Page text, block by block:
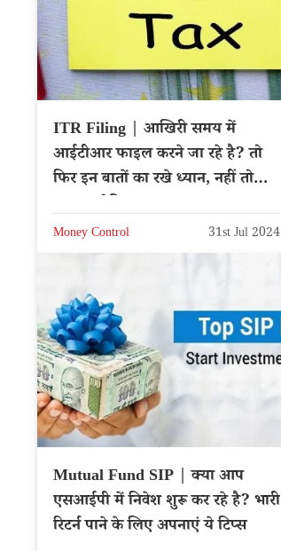
ITR Filing | आखिरी समय में
आईटीआर फाइल करने जा रहे है? तो
फिर इन बातों का रखे ध्यान, नहीं तो
Money Control 31st Jul 2024
Mutual Fund SIP | क्या आप
एसआईपी में निवेश शुरू कर रहे है? भारी
रिटर्न पाने के लिए अपनाएं ये टिप्स